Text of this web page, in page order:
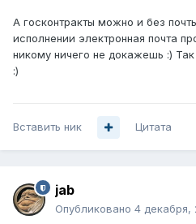
А госконтракты можно и без
исполнении электронная почта
никому ничего не докажешь :)
:)
Вставить ник Цитата
jab
Опубликовано 4 декабря,